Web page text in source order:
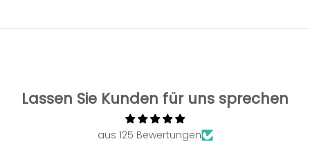
Lassen Sie Kunden für uns sprechen
aus 125 Bewertungen